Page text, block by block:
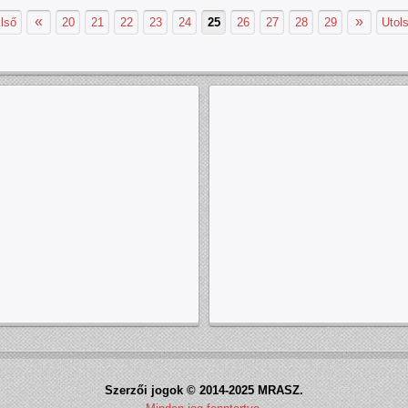
« 20 21 22 23 24 25 26 27 28 29 »
Szerzői jogok © 2014-2025 MRASZ.